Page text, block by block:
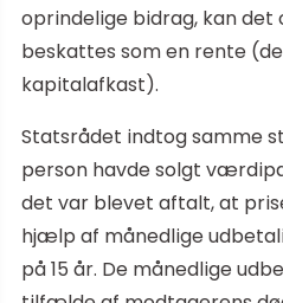
oprindelige bidrag, kan det
beskattes som en rente
kapitalafkast).
Statsrådet indtog samme
person havde solgt
det var blevet aftalt, at
hjælp af månedlige
på 15 år. De månedlige